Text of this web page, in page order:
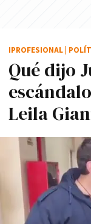
Qué dijo
Leila
IPROFESIONAL